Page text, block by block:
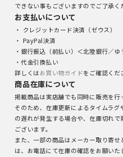
できない事もございますのでご了承く
お支払いについて
・ クレジットカード決済（ゼウス）
・ PayPal決済
・銀行振込（前払い）＜北陸銀行／
・代金引換払い
詳しくはお買い物ガイドをご確認くだ
商品在庫について
掲載商品は実店舗でも同時に販売を行
そのため、在庫更新によるタイムラ
の遅れが発生する場合や、在庫切れ
ございます。
また、一部の商品はメーカー取り寄
は、お電話にて在庫の確認をお願いた